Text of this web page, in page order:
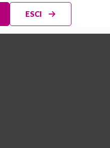
ESCI
per un attimo, Luca si